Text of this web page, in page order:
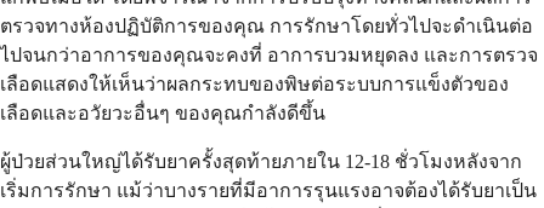
ตรวจทางห้องปฏิบัติการของคุณ การรักษาโดยทั่วไปจะดำเนินต่อ
ไปจนกว่าอาการของคุณจะคงที่ อาการบวมหยุดลง และการตรวจ
เลือดแสดงให้เห็นว่าผลกระทบของพิษต่อระบบการแข็งตัวของ
เลือดและอวัยวะอื่นๆ ของคุณกำลังดีขึ้น
ผู้ป่วยส่วนใหญ่ได้รับยาครั้งสุดท้ายภายใน 12-18 ชั่วโมงหลังจาก
เริ่มการรักษา แม้ว่าบางรายที่มีอาการรุนแรงอาจต้องได้รับยาเป็น